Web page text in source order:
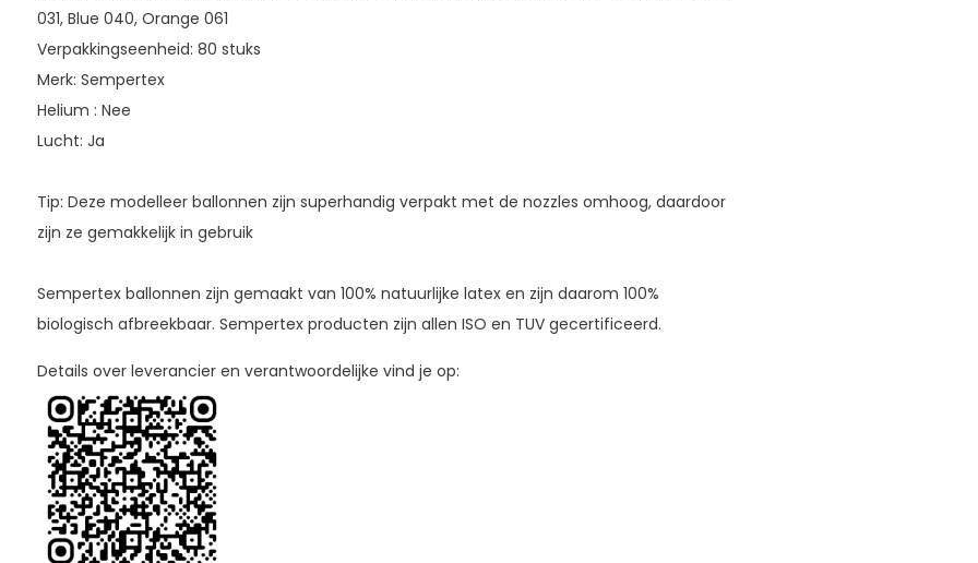
031, Blue 040, Orange 061
Verpakkingseenheid: 80 stuks
Merk: Sempertex
Helium : Nee
Lucht: Ja
Tip: Deze modelleer ballonnen zijn superhandig verpakt met de nozzles omhoog, daardoor
zijn ze gemakkelijk in gebruik
Sempertex ballonnen zijn gemaakt van 100% natuurlijke latex en zijn daarom 100%
biologisch afbreekbaar. Sempertex producten zijn allen ISO en TUV gecertificeerd.
Details over leverancier en verantwoordelijke vind je op: